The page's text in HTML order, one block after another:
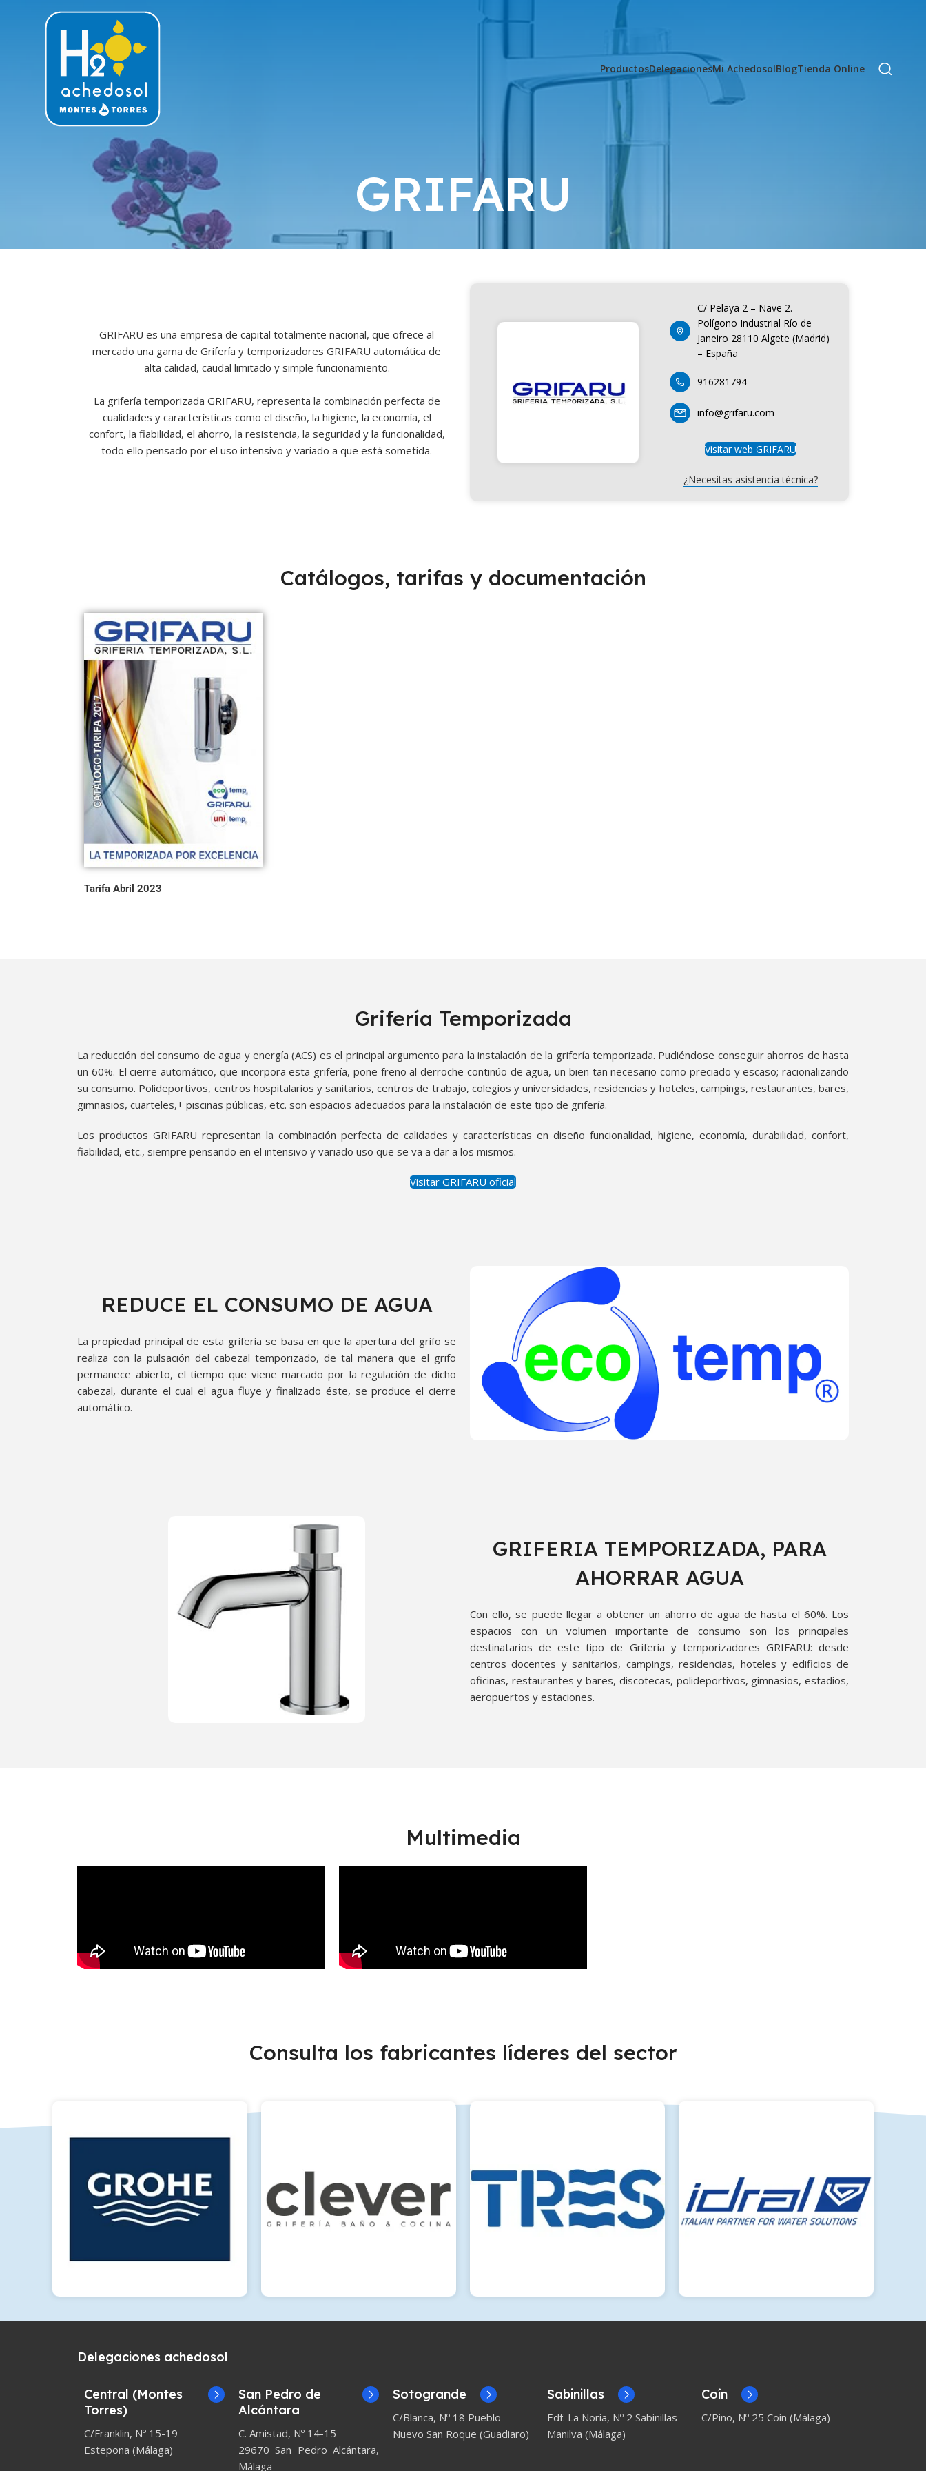
ProductosDelegacionesMi AchedosolBlogTienda Online
GRIFARU
GRIFARU es una empresa de capital totalmente nacional, que ofrece al
mercado una gama de Grifería y temporizadores GRIFARU automática de
alta calidad, caudal limitado y simple funcionamiento.
La grifería temporizada GRIFARU, representa la combinación perfecta de
cualidades y características como el diseño, la higiene, la economía, el
confort, la fiabilidad, el ahorro, la resistencia, la seguridad y la funcionalidad,
todo ello pensado por el uso intensivo y variado a que está sometida.
C/ Pelaya 2 – Nave 2.
Polígono Industrial Río de
Janeiro 28110 Algete (Madrid)
– España
916281794
info@grifaru.com
Visitar web GRIFARU
¿Necesitas asistencia técnica?
Catálogos, tarifas y documentación
Tarifa Abril 2023
Grifería Temporizada
La reducción del consumo de agua y energía (ACS) es el principal argumento para la instalación de la grifería temporizada. Pudiéndose conseguir ahorros de hasta
un 60%. El cierre automático, que incorpora esta grifería, pone freno al derroche continúo de agua, un bien tan necesario como preciado y escaso; racionalizando
su consumo. Polideportivos, centros hospitalarios y sanitarios, centros de trabajo, colegios y universidades, residencias y hoteles, campings, restaurantes, bares,
gimnasios, cuarteles,+ piscinas públicas, etc. son espacios adecuados para la instalación de este tipo de grifería.
Los productos GRIFARU representan la combinación perfecta de calidades y características en diseño funcionalidad, higiene, economía, durabilidad, confort,
fiabilidad, etc., siempre pensando en el intensivo y variado uso que se va a dar a los mismos.
Visitar GRIFARU oficial
REDUCE EL CONSUMO DE AGUA
La propiedad principal de esta grifería se basa en que la apertura del grifo se
realiza con la pulsación del cabezal temporizado, de tal manera que el grifo
permanece abierto, el tiempo que viene marcado por la regulación de dicho
cabezal, durante el cual el agua fluye y finalizado éste, se produce el cierre
automático.
GRIFERIA TEMPORIZADA, PARA
AHORRAR AGUA
Con ello, se puede llegar a obtener un ahorro de agua de hasta el 60%. Los
espacios con un volumen importan­te de consumo son los principales
destinatarios de este tipo de Grifería y temporizadores GRIFARU: desde
centros docentes y sanitarios, campings, residencias, hoteles y edificios de
oficinas, restaurantes y bares, discotecas, polideportivos, gimna­sios, estadios,
aeropuertos y estaciones.
Multimedia
Consulta los fabricantes líderes del sector
Delegaciones achedosol
Central (Montes
Torres)
C/Franklin, Nº 15-19
Estepona (Málaga)
San Pedro de
Alcántara
C. Amistad, Nº 14-15
29670 San Pedro Alcántara,
Málaga
Sotogrande
C/Blanca, Nº 18 Pueblo
Nuevo San Roque (Guadiaro)
Sabinillas
Edf. La Noria, Nº 2 Sabinillas-
Manilva (Málaga)
Coín
C/Pino, Nº 25 Coín (Málaga)